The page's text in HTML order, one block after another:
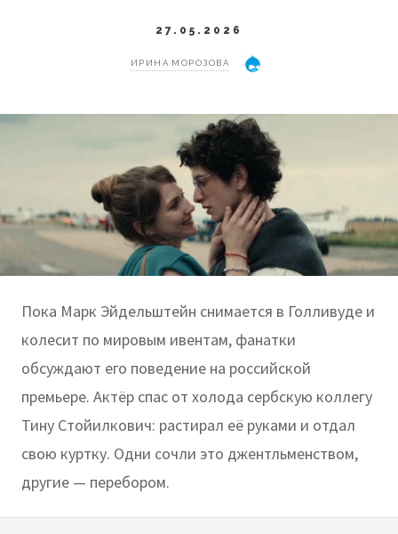
27.05.2026
ИРИНА МОРОЗОВА
Пока Марк Эйдельштейн снимается в Голливуде и
колесит по мировым ивентам, фанатки
обсуждают его поведение на российской
премьере. Актёр спас от холода сербскую коллегу
Тину Стойилкович: растирал её руками и отдал
свою куртку. Одни сочли это джентльменством,
другие — перебором.